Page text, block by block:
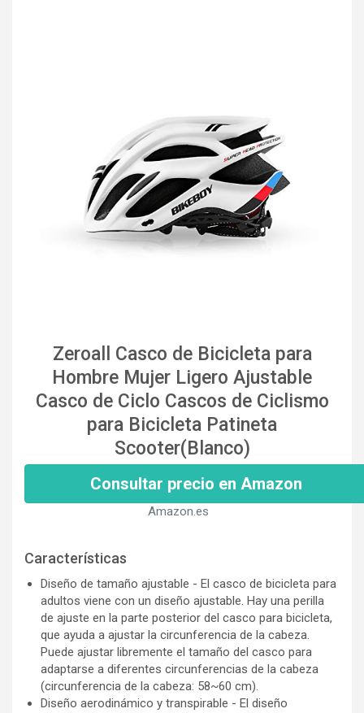
Zeroall Casco de Bicicleta para
Hombre Mujer Ligero Ajustable
Casco de Ciclo Cascos de Ciclismo
para Bicicleta Patineta
Scooter(Blanco)
Consultar precio en Amazon
Amazon.es
Características
Diseño de tamaño ajustable - El casco de bicicleta para
adultos viene con un diseño ajustable. Hay una perilla
de ajuste en la parte posterior del casco para bicicleta,
que ayuda a ajustar la circunferencia de la cabeza.
Puede ajustar libremente el tamaño del casco para
adaptarse a diferentes circunferencias de la cabeza
(circunferencia de la cabeza: 58~60 cm).
Diseño aerodinámico y transpirable - El diseño